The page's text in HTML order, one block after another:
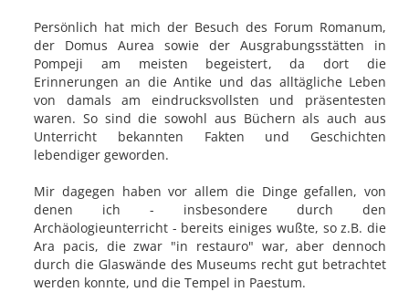
Persönlich hat mich der Besuch des Forum Romanum,
der Domus Aurea sowie der Ausgrabungsstätten in
Pompeji am meisten begeistert, da dort die
Erinnerungen an die Antike und das alltägliche Leben
von damals am eindrucksvollsten und präsentesten
waren. So sind die sowohl aus Büchern als auch aus
Unterricht bekannten Fakten und Geschichten
lebendiger geworden.
Mir dagegen haben vor allem die Dinge gefallen, von
denen ich - insbesondere durch den
Archäologieunterricht - bereits einiges wußte, so z.B. die
Ara pacis, die zwar "in restauro" war, aber dennoch
durch die Glaswände des Museums recht gut betrachtet
werden konnte, und die Tempel in Paestum.